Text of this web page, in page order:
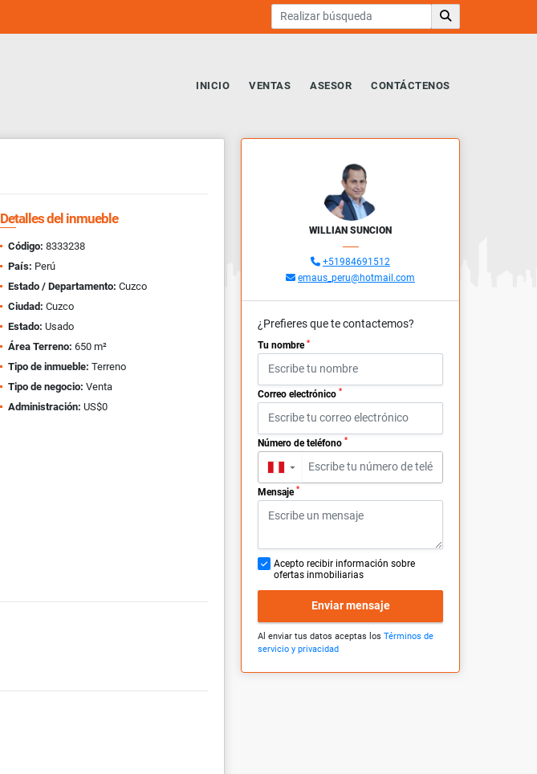
INICIO VENTAS ASESOR CONTÁCTENOS
Detalles del inmueble
Código: 8333238
País: Perú
Estado / Departamento: Cuzco
Ciudad: Cuzco
Estado: Usado
Área Terreno: 650 m²
Tipo de inmueble: Terreno
Tipo de negocio: Venta
Administración: US$0
WILLIAN SUNCION
+51984691512
emaus_peru@hotmail.com
¿Prefieres que te contactemos?
Tu nombre *
Correo electrónico *
Número de teléfono *
▼
Mensaje *
Acepto recibir información sobre
ofertas inmobiliarias
Enviar mensaje
Al enviar tus datos aceptas los Términos de
servicio y privacidad